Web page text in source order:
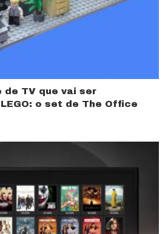
de TV que vai ser
o set de The Office